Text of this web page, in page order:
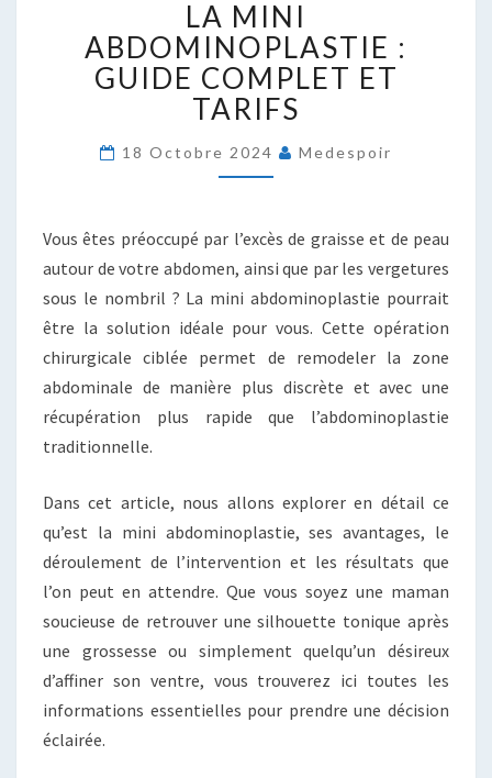
MINI
ABDOMINOPLASTIE
:
GUIDE
COMPLET
TARIFS
LA MINI
ABDOMINOPLASTIE :
GUIDE COMPLET ET
TARIFS
18 Octobre 2024 Medespoir
Vous êtes préoccupé par l’excès de graisse et de peau
autour de votre abdomen, ainsi que par les vergetures
sous le nombril ? La mini abdominoplastie pourrait
être la solution idéale pour vous. Cette opération
chirurgicale ciblée permet de remodeler la zone
abdominale de manière plus discrète et avec une
récupération plus rapide que l’abdominoplastie
traditionnelle.
Dans cet article, nous allons explorer en détail ce
qu’est la mini abdominoplastie, ses avantages, le
déroulement de l’intervention et les résultats que
l’on peut en attendre. Que vous soyez une maman
soucieuse de retrouver une silhouette tonique après
une grossesse ou simplement quelqu’un désireux
d’affiner son ventre, vous trouverez ici toutes les
informations essentielles pour prendre une décision
éclairée.